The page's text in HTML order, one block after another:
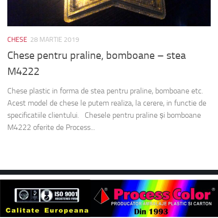
CHESE 28 MARTIE 2019
Chese pentru praline, bomboane – stea
M4222
Chese plastic in forma de stea pentru praline, bomboane etc.
Acest model de chese le putem realiza, la cerere, in functie de
specificatiile clientului. Chesele pentru praline și bomboane
M4222 oferite de Process...